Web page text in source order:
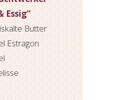
Essig“
Butter
Estragon